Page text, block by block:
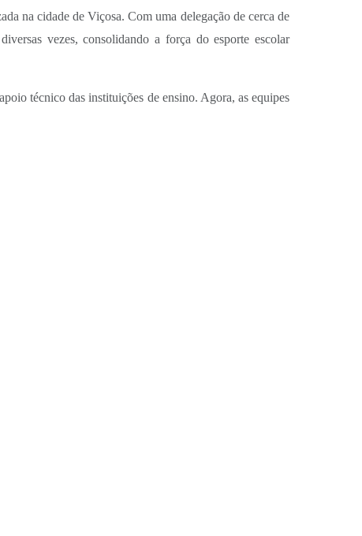
na cidade de Viçosa. Com uma delegação de cerca de
vezes, consolidando a força do esporte escolar
técnico das instituições de ensino. Agora, as equipes